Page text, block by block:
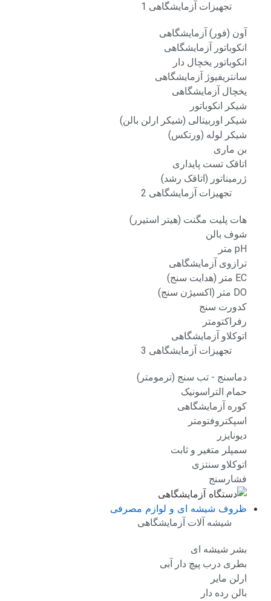
تجهیزات آزمایشگاهی 1
آون (فور) آزمایشگاهی
انکوباتور آزمایشگاهی
انکوباتور یخچال دار
سانتریفیوژ آزمایشگاهی
یخچال آزمایشگاهی
شیکر انکوباتور
شیکر اوربیتالی (شیکر ارلن بالن)
شیکر لوله (ورتکس)
بن ماری
اتاقک تست پایداری
ژرمیناتور (اتاقک رشد)
تجهیزات آزمایشگاهی 2
هات پلیت مگنت (هیتر استیرر)
شوف بالن
pH متر
ترازوی آزمایشگاهی
EC متر (هدایت سنج)
DO متر (اکسیژن سنج)
کدورت سنج
رفراکتومتر
اتوکلاو آزمایشگاهی
تجهیزات آزمایشگاهی 3
دماسنج - تب سنج (ترمومتر)
حمام التراسونیک
کوره آزمایشگاهی
اسپکتروفتومتر
دیونایزر
سمپلر متغیر و ثابت
اتوکلاو سنتزی
فشارسنج
ظروف شیشه ای و لوازم مصرفی
شیشه آلات آزمایشگاهی
بشر شیشه ای
بطری درب پیچ دار آبی
ارلن مایر
بالن رده دار